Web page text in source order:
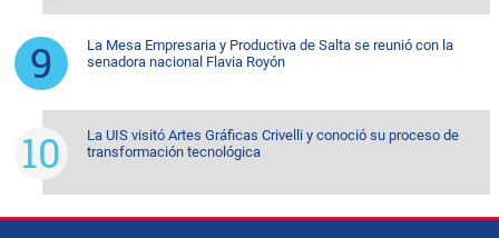
La Mesa Empresaria y Productiva de Salta se reunió con la
senadora nacional Flavia Royón
La UIS visitó Artes Gráficas Crivelli y conoció su proceso de
transformación tecnológica